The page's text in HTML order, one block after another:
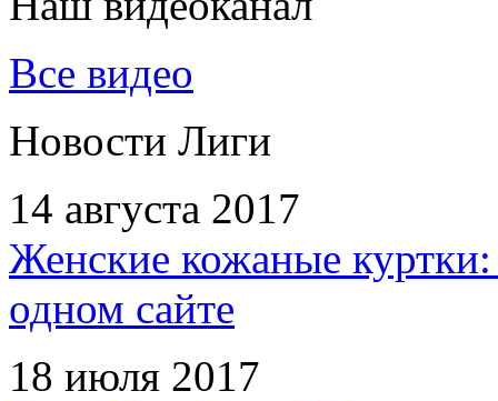
Все видео
Новости Лиги
14 августа 2017
Женские кожаные
одном сайте
18 июля 2017